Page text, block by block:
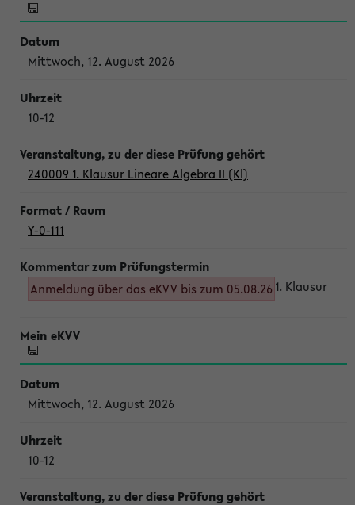
Mittwoch, 12. August 2026
10-12
240009 1. Klausur Lineare Algebra II (Kl)
Y-0-111
Anmeldung über das eKVV bis zum 05.08.26 1. Klausur
Mittwoch, 12. August 2026
10-12